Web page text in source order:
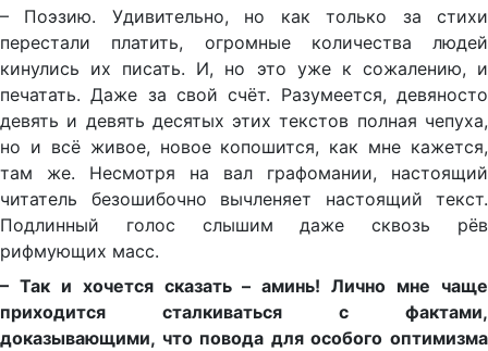
– Поэзию. Удивительно, но как только за стихи
перестали платить, огромные количества людей
кинулись их писать. И, но это уже к сожалению, и
печатать. Даже за свой счёт. Разумеется, девяносто
девять и девять десятых этих текстов полная чепуха,
но и всё живое, новое копошится, как мне кажется,
там же. Несмотря на вал графомании, настоящий
читатель безошибочно вычленяет настоящий текст.
Подлинный голос слышим даже сквозь рёв
рифмующих масс.
– Так и хочется сказать – аминь! Лично мне чаще
приходится сталкиваться с фактами,
доказывающими, что повода для особого оптимизма